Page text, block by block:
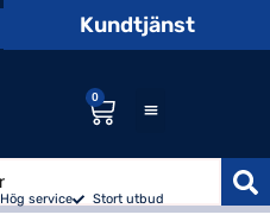
Kundtjänst
0
Hög service Stort utbud